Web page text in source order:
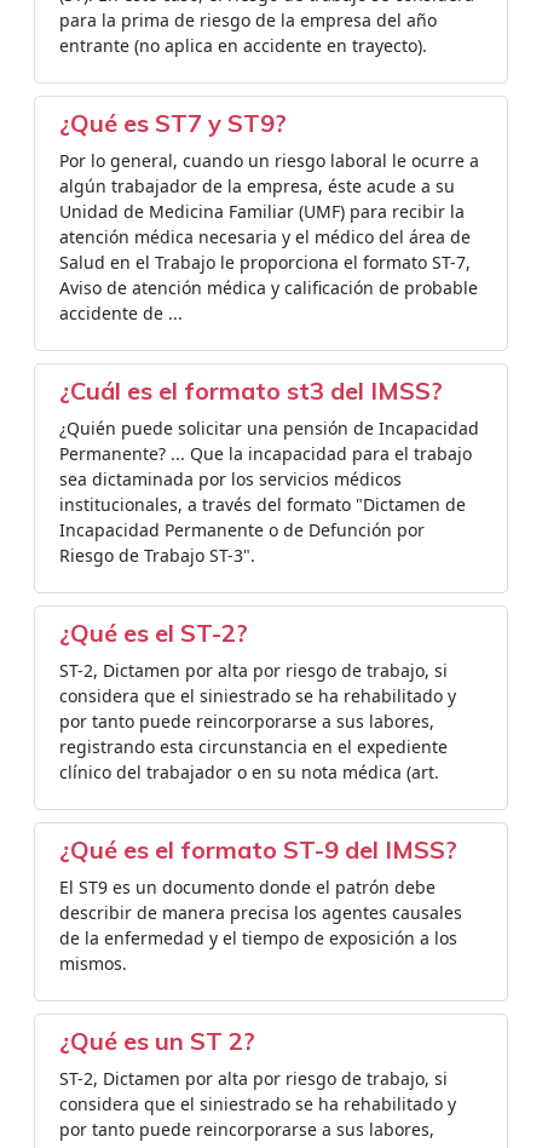
para la prima de riesgo de la empresa del año
entrante (no aplica en accidente en trayecto).
¿Qué es ST7 y ST9?
Por lo general, cuando un riesgo laboral le ocurre a
algún trabajador de la empresa, éste acude a su
Unidad de Medicina Familiar (UMF) para recibir la
atención médica necesaria y el médico del área de
Salud en el Trabajo le proporciona el formato ST-7,
Aviso de atención médica y calificación de probable
accidente de ...
¿Cuál es el formato st3 del IMSS?
¿Quién puede solicitar una pensión de Incapacidad
Permanente? ... Que la incapacidad para el trabajo
sea dictaminada por los servicios médicos
institucionales, a través del formato "Dictamen de
Incapacidad Permanente o de Defunción por
Riesgo de Trabajo ST-3".
¿Qué es el ST-2?
ST-2, Dictamen por alta por riesgo de trabajo, si
considera que el siniestrado se ha rehabilitado y
por tanto puede reincorporarse a sus labores,
registrando esta circunstancia en el expediente
clínico del trabajador o en su nota médica (art.
¿Qué es el formato ST-9 del IMSS?
El ST9 es un documento donde el patrón debe
describir de manera precisa los agentes causales
de la enfermedad y el tiempo de exposición a los
mismos.
¿Qué es un ST 2?
ST-2, Dictamen por alta por riesgo de trabajo, si
considera que el siniestrado se ha rehabilitado y
por tanto puede reincorporarse a sus labores,